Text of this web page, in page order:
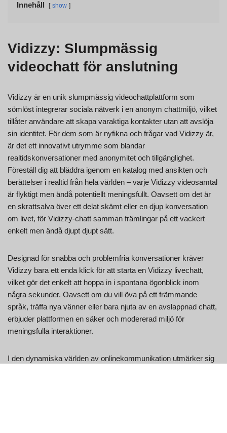
Innehåll show
Vidizzy: Slumpmässig
videochatt för anslutning
Vidizzy är en unik slumpmässig videochattplattform som
sömlöst integrerar sociala nätverk i en anonym chattmiljö, vilket
tillåter användare att skapa varaktiga kontakter utan att avslöja
sin identitet. För dem som är nyfikna och frågar vad Vidizzy är,
är det ett innovativt utrymme som blandar
realtidskonversationer med anonymitet och tillgänglighet.
Föreställ dig att bläddra igenom en katalog med ansikten och
berättelser i realtid från hela världen – varje Vidizzy videosamtal
är flyktigt men ändå potentiellt meningsfullt. Oavsett om det är
en skrattsalva över ett delat skämt eller en djup konversation
om livet, för Vidizzy-chatt samman främlingar på ett vackert
enkelt men ändå djupt djupt sätt.
Designad för snabba och problemfria konversationer kräver
Vidizzy bara ett enda klick för att starta en Vidizzy livechatt,
vilket gör det enkelt att hoppa in i spontana ögonblick inom
några sekunder. Oavsett om du vill öva på ett främmande
språk, träffa nya vänner eller bara njuta av en avslappnad chatt,
erbjuder plattformen en säker och modererad miljö för
meningsfulla interaktioner.
I den dynamiska världen av onlinekommunikation utmärker sig